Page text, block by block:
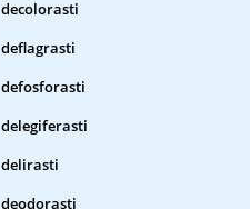
decolorasti
deflagrasti
defosforasti
delegiferasti
delirasti
deodorasti